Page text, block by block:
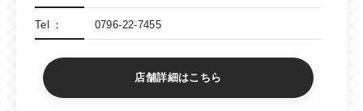
Tel 0796-22-7455
店舗詳細はこちら